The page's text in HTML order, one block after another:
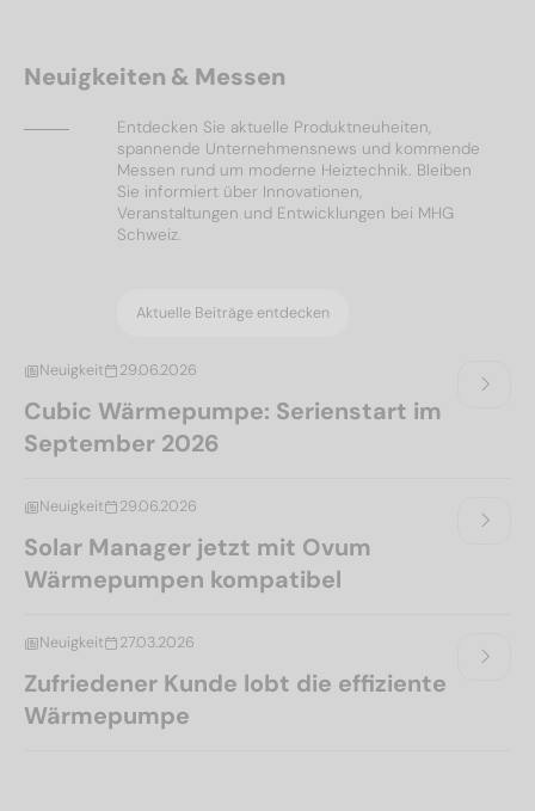
Neuigkeiten & Messen
Entdecken Sie aktuelle Produktneuheiten,
spannende Unternehmensnews und kommende
Messen rund um moderne Heiztechnik. Bleiben
Sie informiert über Innovationen,
Veranstaltungen und Entwicklungen bei MHG
Schweiz.
Aktuelle Beiträge entdecken
Neuigkeit 29.06.2026
Cubic Wärmepumpe: Serienstart im
September 2026
Neuigkeit 29.06.2026
Solar Manager jetzt mit Ovum
Wärmepumpen kompatibel
Neuigkeit 27.03.2026
Zufriedener Kunde lobt die effiziente
Wärmepumpe